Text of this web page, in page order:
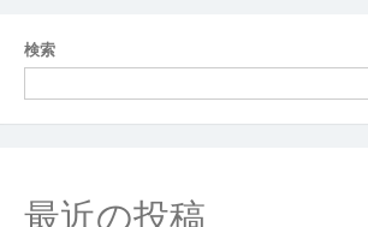
検索
最近の投稿